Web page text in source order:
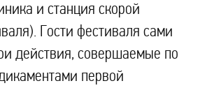
и станция скорой
Гости фестиваля сами
действия, совершаемые по
первой